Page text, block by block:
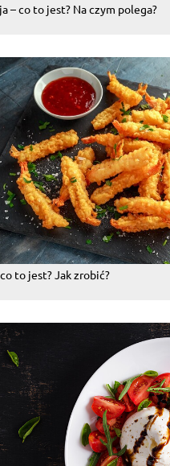
– co to jest? Na czym polega?
to jest? Jak zrobić?